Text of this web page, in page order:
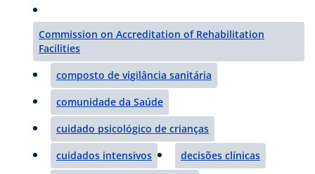
Commission on Accreditation of Rehabilitation
Facilities
composto de vigilância sanitária
comunidade da Saúde
cuidado psicológico de crianças
cuidados intensivos
decisões clínicas